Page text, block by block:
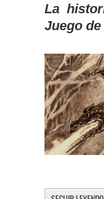
La
Juego